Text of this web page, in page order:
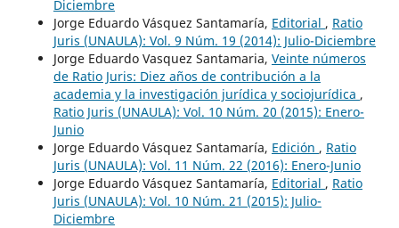
Diciembre
Jorge Eduardo Vásquez Santamaría, Editorial , Ratio
Juris (UNAULA): Vol. 9 Núm. 19 (2014): Julio-Diciembre
Jorge Eduardo Vasquez Santamaria, Veinte números
de Ratio Juris: Diez años de contribución a la
academia y la investigación jurídica y sociojurídica ,
Ratio Juris (UNAULA): Vol. 10 Núm. 20 (2015): Enero-
Junio
Jorge Eduardo Vásquez Santamaría, Edición , Ratio
Juris (UNAULA): Vol. 11 Núm. 22 (2016): Enero-Junio
Jorge Eduardo Vásquez Santamaría, Editorial , Ratio
Juris (UNAULA): Vol. 10 Núm. 21 (2015): Julio-
Diciembre